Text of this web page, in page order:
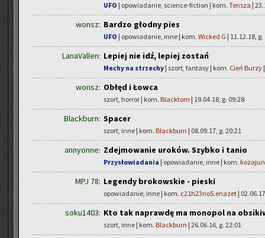
UFO | opowiadanie, science-fiction | kom. Tensza |
wonsz: Bardzo głodny pies
UFO | opowiadanie, inne | kom. Wicked G | 11.12.18, g.
LanaVallen: Lepiej nie idź, lepiej zostań
Mechy na strzechy | szort, fantasy | kom. Cień Burzy
wonsz: Obłęd i Łowca
szort, horror | kom. Blacktom | 19.04.18, g. 09:28
Blackburn: Spacer
szort, inne | kom. Blackburn | 08.09.17, g. 20:21
annyonne: Zdejmowanie uroków. Szybko i tanio
Przysłowiadania | opowiadanie, inne | kom.
MPJ 78: Legendy brokowskie - pieski
opowiadanie, inne | kom. c21h23no5.enazet |
soku1403: Kto tak naprawdę ma monopol na
szort, inne | kom. Blackburn | 26.06.16, g. 22:01